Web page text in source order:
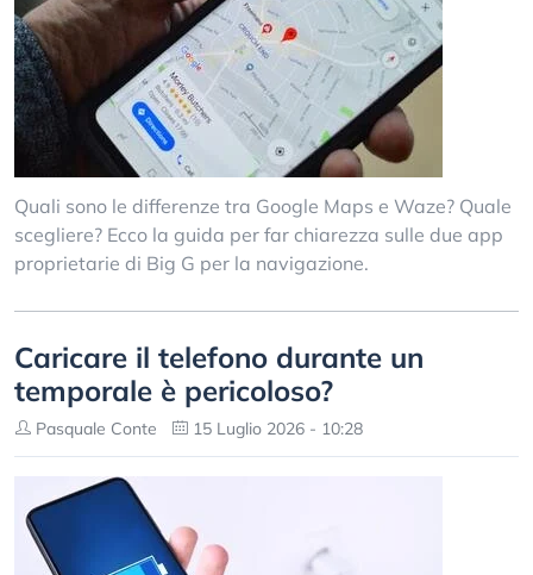
Quali sono le differenze tra Google Maps e Waze? Quale
scegliere? Ecco la guida per far chiarezza sulle due app
proprietarie di Big G per la navigazione.
Caricare il telefono durante un
temporale è pericoloso?
Pasquale Conte 15 Luglio 2026 - 10:28